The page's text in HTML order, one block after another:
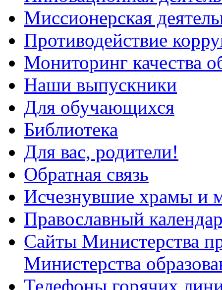
Миссионерская
Противодействие
Мониторинг качества
Наши выпускники
Для обучающихся
Библиотека
Для вас, родители!
Обратная связь
Исчезнувшие храмы и
Православный
Сайты Министерства
Министерства